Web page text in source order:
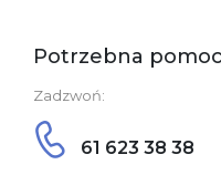
Potrzebna
Zadzwoń:
61 623 38 38